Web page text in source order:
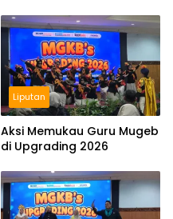
Liputan
Aksi Memukau Guru Mugeb
di Upgrading 2026